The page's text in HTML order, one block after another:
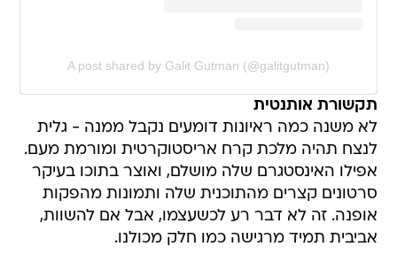
A post shared by Galit Gutman (@galitgutman)
תקשורת אותנטית
לא משנה כמה ראיונות דומעים נקבל ממנה - גלית
לנצח תהיה מלכת קרח אריסטוקרטית ומורמת מעם.
אפילו האינסטגרם שלה מושלם, ואוצר בתוכו בעיקר
סרטונים קצרים מהתוכנית שלה ותמונות מהפקות
אופנה. זה לא דבר רע לכשעצמו, אבל אם להשוות,
אביבית תמיד מרגישה כמו חלק מכולנו.